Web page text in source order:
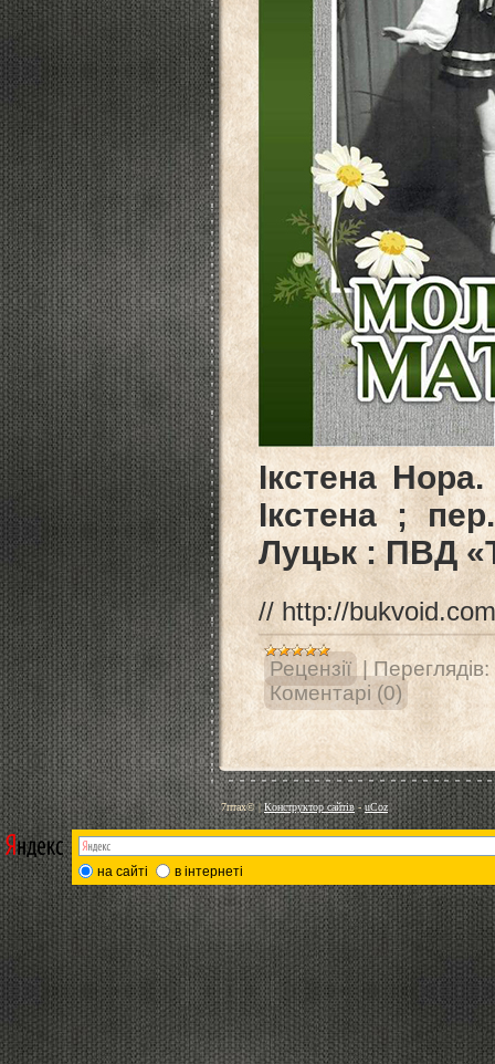
Ікстена
Ікстена ;
Луцьк : ПВД
// http://
Рецензії
Переглядів:
Коментарі (0)
7птах©|Конструктор сайтів -uCoz
на сайті в інтернеті